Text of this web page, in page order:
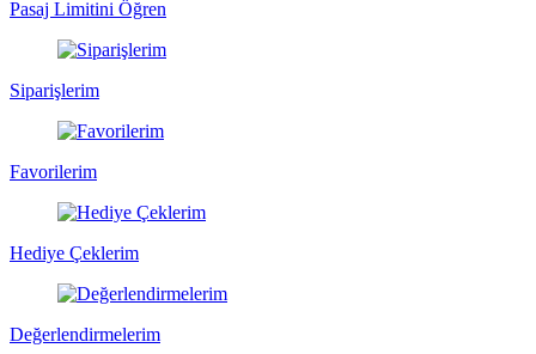
Pasaj Limitini Öğren
Siparişlerim
Favorilerim
Hediye Çeklerim
Değerlendirmelerim